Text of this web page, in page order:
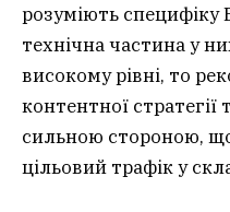
розуміють специфіку
технічна частина у
високому рівні, то
контентної стратегії
сильною стороною,
цільовий трафік у